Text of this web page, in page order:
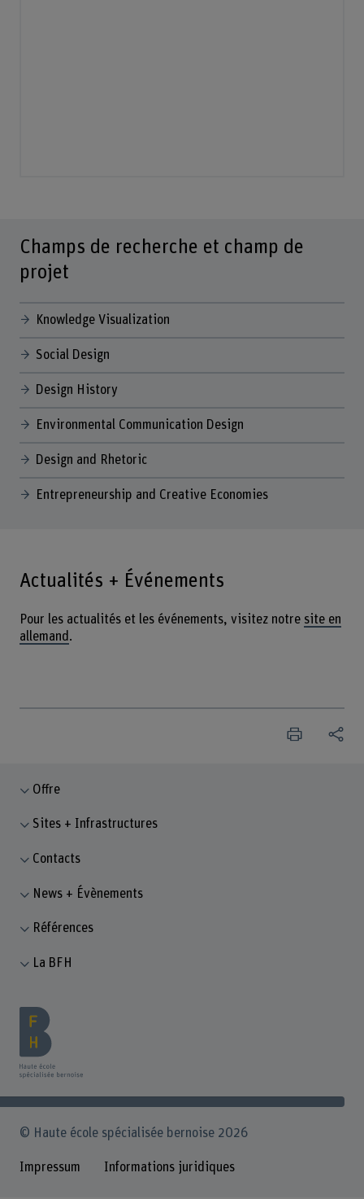
Champs de recherche et champ de
projet
Knowledge Visualization
Social Design
Design History
Environmental Communication Design
Design and Rhetoric
Entrepreneurship and Creative Economies
Actualités + Événements
Pour les actualités et les événements, visitez notre site en
allemand .
Offre
Sites + Infrastructures
Contacts
News + Évènements
Références
La BFH
© Haute école spécialisée bernoise 2026
Impressum Informations juridiques